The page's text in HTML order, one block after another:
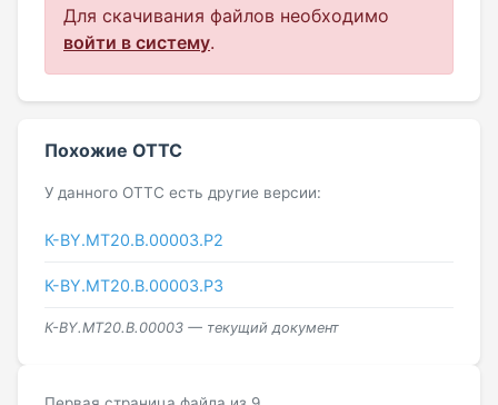
Для скачивания файлов необходимо
войти в систему.
Похожие ОТТС
У данного ОТТС есть другие версии:
К-BY.MT20.B.00003.Р2
К-BY.MT20.B.00003.Р3
К-BY.MT20.B.00003 — текущий документ